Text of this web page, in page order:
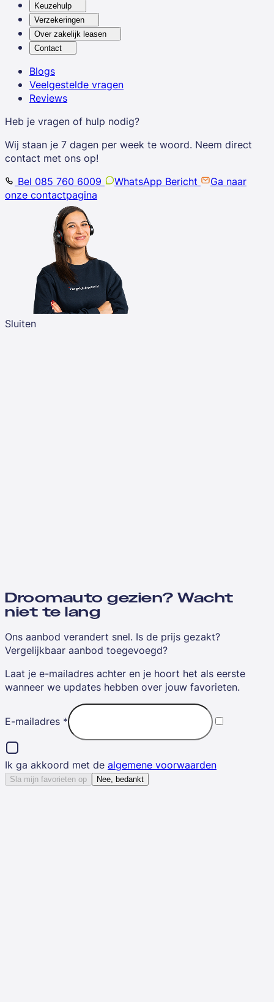
Keuzehulp
Verzekeringen
Over zakelijk leasen
Contact
Blogs
Veelgestelde vragen
Reviews
Heb je vragen of hulp nodig?
Wij staan je 7 dagen per week te woord. Neem direct
contact met ons op!
Bel 085 760 6009
WhatsApp Bericht
Ga naar
onze contactpagina
Sluiten
Droomauto gezien? Wacht
niet te lang
Ons aanbod verandert snel. Is de prijs gezakt?
Vergelijkbaar aanbod toegevoegd?
Laat je e-mailadres achter en je hoort het als eerste
wanneer we updates hebben over jouw favorieten.
E-mailadres *
Ik ga akkoord met de algemene voorwaarden
Sla mijn favorieten op Nee, bedankt